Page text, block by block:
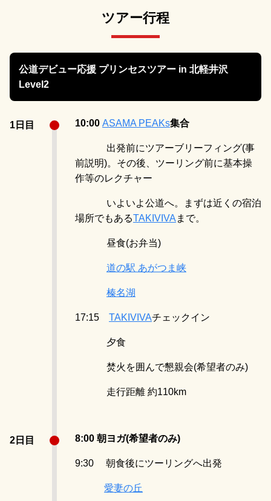
ツアー行程
公道デビュー応援 プリンセスツアー in 北軽井沢
Level2
1日目 10:00 ASAMA PEAKs集合
出発前にツアーブリーフィング(事
前説明)。その後、ツーリング前に基本操
作等のレクチャー
いよいよ公道へ。まずは近くの宿泊
場所でもあるTAKIVIVA まで。
昼食(お弁当)
道の駅 あがつま峡
榛名湖
17:15 TAKIVIVAチェックイン
夕食
焚火を囲んで懇親会(希望者のみ)
走行距離 約110km
2日目 8:00 朝ヨガ(希望者のみ)
9:30 朝食後にツーリングへ出発
愛妻の丘